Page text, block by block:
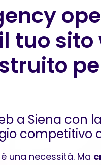
tuo sito
a Siena con
competitivo
una necessità. Ma